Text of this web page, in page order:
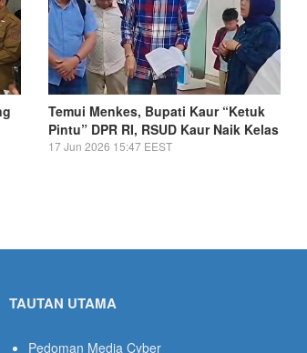
Temui Menkes, Bupati Kaur “Ketuk
Pintu” DPR RI, RSUD Kaur Naik Kelas
17 Jun 2026 15:47 EEST
TAUTAN UTAMA
Pedoman Media Cyber